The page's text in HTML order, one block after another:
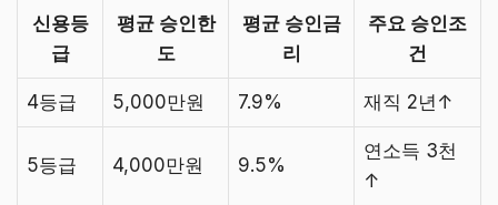
신용등
급
평균 승인한
도
평균 승인금
리
주요 승인조
건
4등급 5,000만원 7.9% 재직 2년↑
5등급 4,000만원 9.5%
연소득 3천
↑